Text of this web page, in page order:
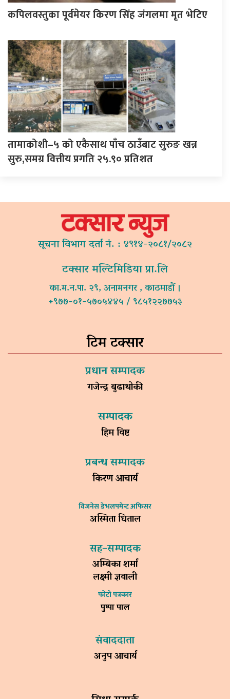
कपिलवस्तुका पूर्वमेयर किरण सिंह जंगलमा मृत भेटिए
तामाकोशी–५ को एकैसाथ पाँच ठाउँबाट सुरुङ खन्न
सुरु,समग्र वित्तीय प्रगति २५.९० प्रतिशत
सूचना विभाग दर्ता नं. : ४९१४-२०८१/२०८२
टक्सार मल्टिमिडिया प्रा.लि
का.म.न.पा. २९, अनामनगर , काठमाडौं ।
+९७७-०१-५७०५४४५ / ९८५१२२७७५३
टिम टक्सार
प्रधान सम्पादक
गजेन्द्र बुढाथोकी
सम्पादक
हिम विष्ट
प्रबन्ध सम्पादक
किरण आचार्य
विजनेस डेभलपमेन्ट अफिसर
अस्मिता धिताल
सह–सम्पादक
अम्बिका शर्मा
लक्ष्मी ज्ञवाली
फोटो पत्रकार
पुष्पा पाल
संवाददाता
अनुप आचार्य